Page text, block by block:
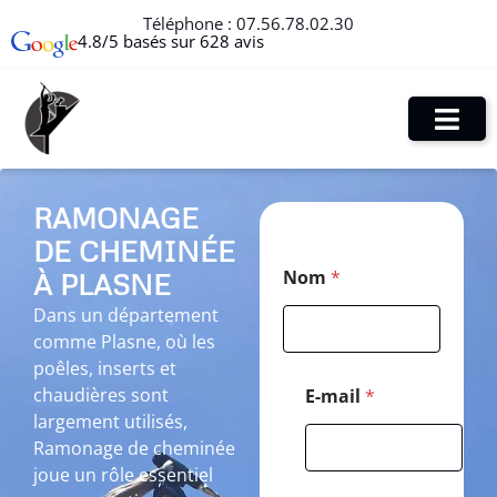
Téléphone : 07.56.78.02.30
4.8/5 basés sur 628 avis
RAMONAGE
DE CHEMINÉE
À PLASNE
Dans un département
comme Plasne, où les
poêles, inserts et
chaudières sont
largement utilisés,
Ramonage de cheminée
joue un rôle essentiel
Nom *
M
s
E-mail *